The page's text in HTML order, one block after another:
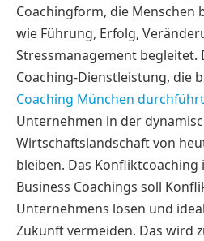
Coachingform, die Menschen
wie Führung, Erfolg,
Stressmanagement begleitet.
Coaching-Dienstleistung, die
Coaching München durchführt
Unternehmen in der
Wirtschaftslandschaft von
bleiben. Das Konfliktcoaching
Business Coachings soll
Unternehmens lösen und
Zukunft vermeiden. Das wird